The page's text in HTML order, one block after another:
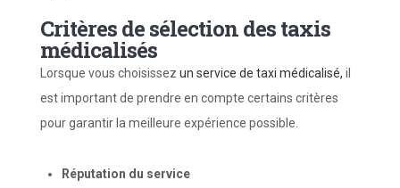
Critères desélection destaxis
médicalisés
Lorsque vous choisissez un service de taxi médicalisé, il
est important de prendre en compte certains critères
pour garantir la meilleure expérience possible.
Réputation du service